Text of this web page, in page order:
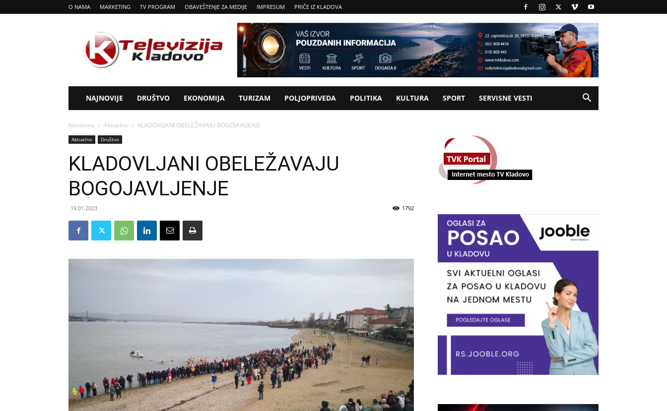
O NAMA MARKETING TV PROGRAM OBAVEŠTENJE ZA MEDIJE IMPRESUM PRIČE IZ KLADOVA
Tv
Kladovo
NAJNOVIJE DRUŠTVO EKONOMIJA TURIZAM POLJOPRIVEDA POLITIKA KULTURA SPORT SERVISNE VESTI
Naslovna Aktuelno KLADOVLJANI OBELEŽAVAJU BOGOJAVLJENJE
Aktuelno Društvo
KLADOVLJANI OBELEŽAVAJU
BOGOJAVLJENJE
19.01.2023 1792